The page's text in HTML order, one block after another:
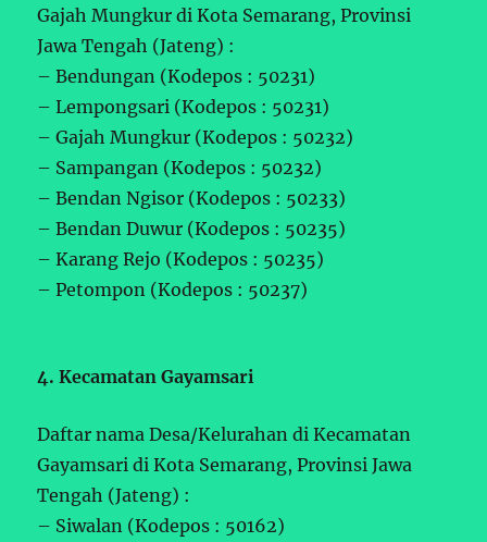
Gajah Mungkur di Kota Semarang, Provinsi
Jawa Tengah (Jateng) :
– Bendungan (Kodepos : 50231)
– Lempongsari (Kodepos : 50231)
– Gajah Mungkur (Kodepos : 50232)
– Sampangan (Kodepos : 50232)
– Bendan Ngisor (Kodepos : 50233)
– Bendan Duwur (Kodepos : 50235)
– Karang Rejo (Kodepos : 50235)
– Petompon (Kodepos : 50237)
4. Kecamatan Gayamsari
Daftar nama Desa/Kelurahan di Kecamatan
Gayamsari di Kota Semarang, Provinsi Jawa
Tengah (Jateng) :
– Siwalan (Kodepos : 50162)